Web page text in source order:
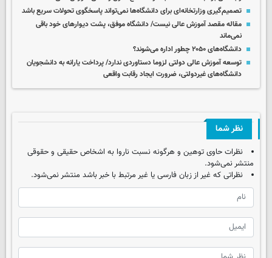
تصمیم‌گیری وزارتخانه‌ای برای دانشگاه‌ها نمی‌تواند پاسخگوی تحولات سریع باشد
مقاله مقصد آموزش عالی نیست/ دانشگاه موفق، پشت دیوارهای خود باقی
نمی‌ماند
دانشگاه‌های ۲۰۵۰ چطور اداره می‌شوند؟
توسعه آموزش عالی دولتی لزوما دستاوردی ندارد/ پرداخت یارانه به دانشجویان
دانشگاه‌های غیردولتی، ضرورت ایجاد رقابت واقعی
نظر شما
نظرات حاوی توهین و هرگونه نسبت ناروا به اشخاص حقیقی و حقوقی
منتشر نمی‌شود.
نظراتی که غیر از زبان فارسی یا غیر مرتبط با خبر باشد منتشر نمی‌شود.